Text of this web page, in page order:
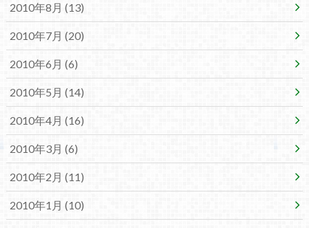
2010年8月 (13)
2010年7月 (20)
2010年6月 (6)
2010年5月 (14)
2010年4月 (16)
2010年3月 (6)
2010年2月 (11)
2010年1月 (10)